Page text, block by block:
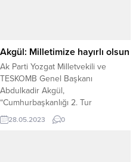
Akgül: Milletimize hayırlı olsun
Ak Parti Yozgat Milletvekili ve
TESKOMB Genel Başkanı
Abdulkadir Akgül,
“Cumhurbaşkanlığı 2. Tur
Seçimlerinin ülkemize ve
milletimize hayırlı
28.05.2023 0